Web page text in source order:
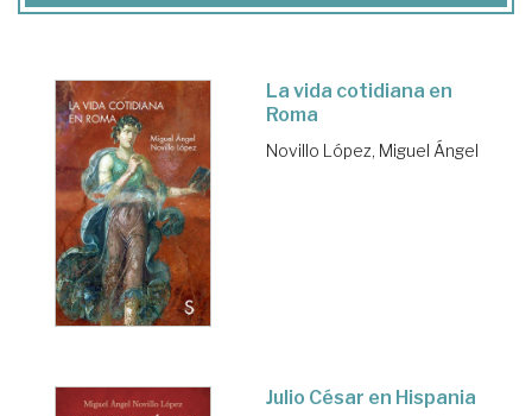
La vida cotidiana en
Roma
Novillo López, Miguel Ángel
Julio César en Hispania